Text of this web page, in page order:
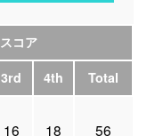
スコア
3rd 4th Total
16 18 56